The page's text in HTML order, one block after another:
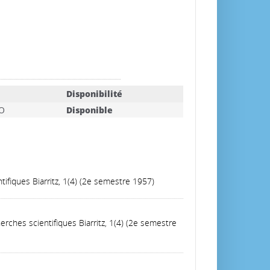
Disponibilité
Disponible
Biarritz, 1(4) (2e semestre 1957)
scientifiques Biarritz, 1(4) (2e semestre